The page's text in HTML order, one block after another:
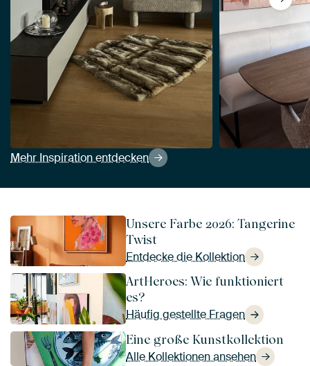
Mehr Inspiration entdecken
Unsere Farbe 2026: Tangerine
Twist
Entdecke die Kollektion
ArtHeroes: Wie funktioniert
es?
Häufig gestellte Fragen
Eine große Kunstkollektion
Alle Kollektionen ansehen